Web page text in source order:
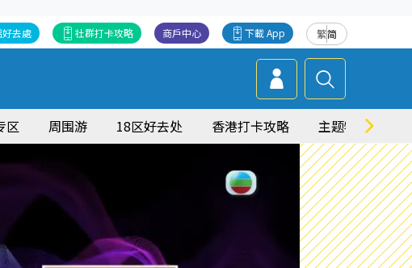
繁简
下載 App
商戶中心
社群打卡攻略
好去處
区 周围游 18区好去处 香港打卡攻略 主题特集